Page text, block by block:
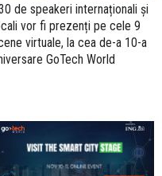
de speakeri internaționali și
vor fi prezenți pe cele 9
virtuale, la cea de-a 10-a
GoTech World